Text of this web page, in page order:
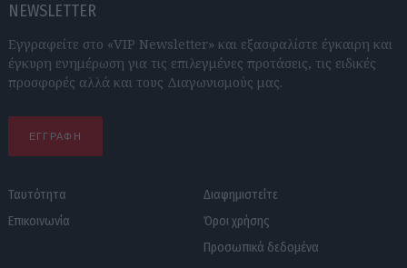
NEWSLETTER
Εγγραφείτε στο «VIP Newsletter» και εξασφαλίστε έγκαιρη και
έγκυρη ενημέρωση για τις επιλεγμένες προτάσεις, τις ειδικές
προσφορές αλλά και τους Διαγωνισμούς μας.
ΕΓΓΡΑΦΗ
Ταυτότητα
Επικοινωνία
Διαφημιστείτε
Όροι χρήσης
Προσωπικά δεδομένα